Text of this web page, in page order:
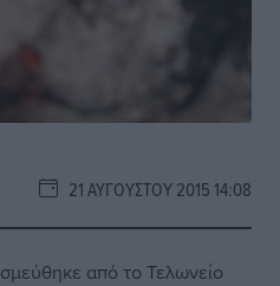
21 ΑΥΓΟΎΣΤΟΥ 2015 14:08
από το Τελωνείο